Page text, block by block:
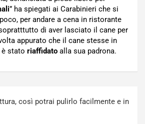
” ha spiegati ai Carabinieri che si
per andare a cena in ristorante
di aver lasciato il cane per
appurato che il cane stesse in
stato riaffidato alla sua padrona.
così potrai pulirlo facilmente e in